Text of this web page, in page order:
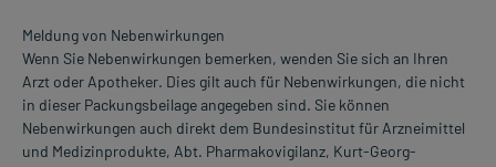
Meldung von Nebenwirkungen
Wenn Sie Nebenwirkungen bemerken, wenden Sie sich an Ihren
Arzt oder Apotheker. Dies gilt auch für Nebenwirkungen, die nicht
in dieser Packungsbeilage angegeben sind. Sie können
Nebenwirkungen auch direkt dem Bundesinstitut für Arzneimittel
und Medizinprodukte, Abt. Pharmakovigilanz, Kurt-Georg-